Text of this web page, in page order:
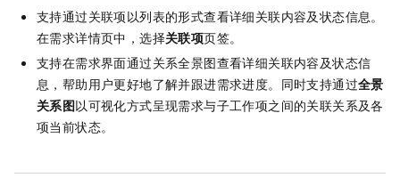
支持通过关联项以列表的形式查看详细关联内容及状态信息。
在需求详情页中，选择关联项页签。
支持在需求界面通过关系全景图查看详细关联内容及状态信
息，帮助用户更好地了解并跟进需求进度。同时支持通过全景
关系图以可视化方式呈现需求与子工作项之间的关联关系及各
项当前状态。